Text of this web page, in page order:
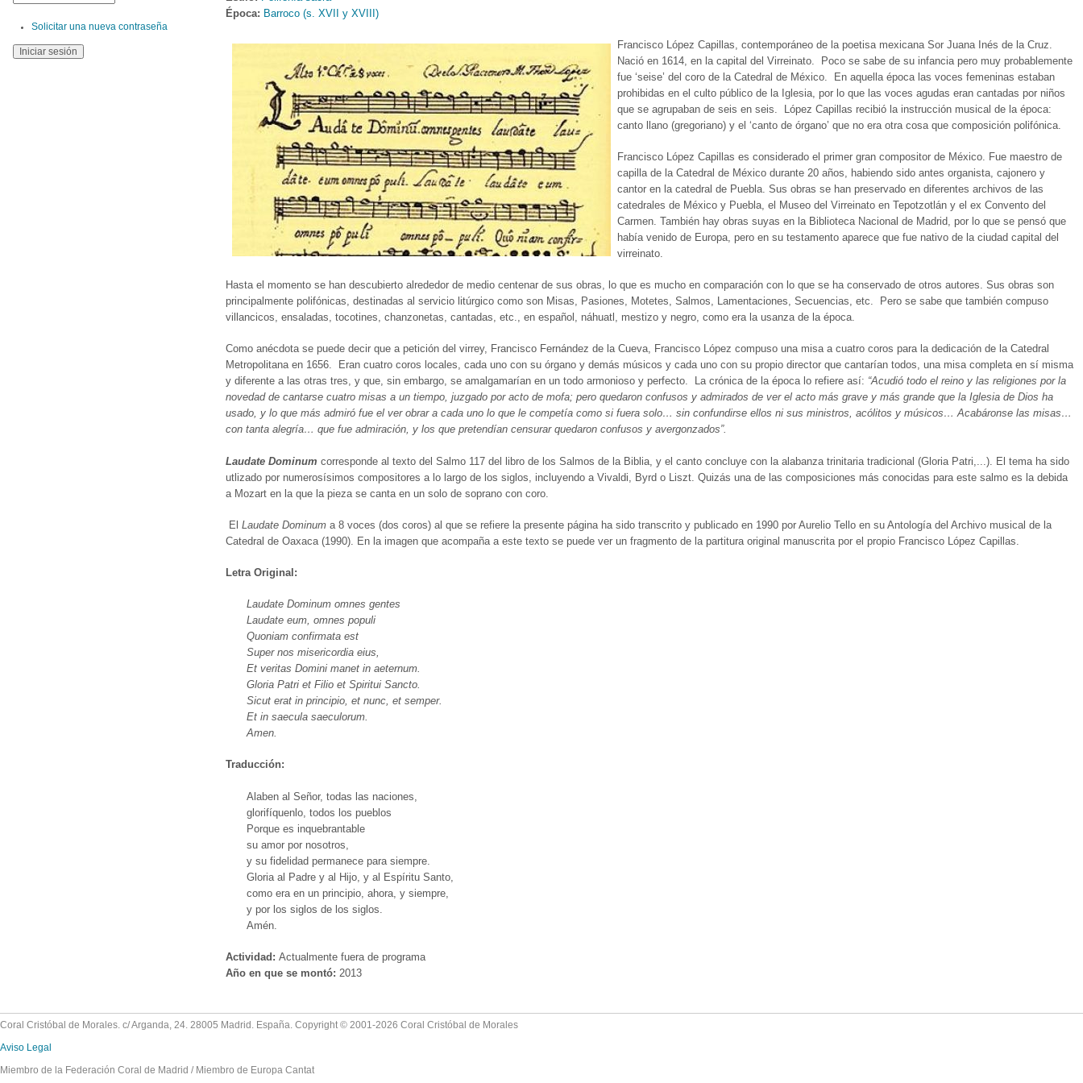
Época: Barroco (s. XVII y XVIII)
Francisco López Capillas, contemporáneo de la poetisa mexicana Sor Juana Inés de la Cruz.
Nació en 1614, en la capital del Virreinato. Poco se sabe de su infancia pero muy probablemente
fue ‘seise’ del coro de la Catedral de México. En aquella época las voces femeninas estaban
prohibidas en el culto público de la Iglesia, por lo que las voces agudas eran cantadas por niños
que se agrupaban de seis en seis. López Capillas recibió la instrucción musical de la época:
canto llano (gregoriano) y el ‘canto de órgano’ que no era otra cosa que composición polifónica.
Francisco López Capillas es considerado el primer gran compositor de México. Fue maestro de
capilla de la Catedral de México durante 20 años, habiendo sido antes organista, cajonero y
cantor en la catedral de Puebla. Sus obras se han preservado en diferentes archivos de las
catedrales de México y Puebla, el Museo del Virreinato en Tepotzotlán y el ex Convento del
Carmen. También hay obras suyas en la Biblioteca Nacional de Madrid, por lo que se pensó que
había venido de Europa, pero en su testamento aparece que fue nativo de la ciudad capital del
virreinato.
Hasta el momento se han descubierto alrededor de medio centenar de sus obras, lo que es mucho en comparación con lo que se ha conservado de otros autores. Sus obras son
principalmente polifónicas, destinadas al servicio litúrgico como son Misas, Pasiones, Motetes, Salmos, Lamentaciones, Secuencias, etc. Pero se sabe que también compuso
villancicos, ensaladas, tocotines, chanzonetas, cantadas, etc., en español, náhuatl, mestizo y negro, como era la usanza de la época.
Como anécdota se puede decir que a petición del virrey, Francisco Fernández de la Cueva, Francisco López compuso una misa a cuatro coros para la dedicación de la Catedral
Metropolitana en 1656. Eran cuatro coros locales, cada uno con su órgano y demás músicos y cada uno con su propio director que cantarían todos, una misa completa en sí misma
y diferente a las otras tres, y que, sin embargo, se amalgamarían en un todo armonioso y perfecto. La crónica de la época lo refiere así: “Acudió todo el reino y las religiones por la
novedad de cantarse cuatro misas a un tiempo, juzgado por acto de mofa; pero quedaron confusos y admirados de ver el acto más grave y más grande que la Iglesia de Dios ha
usado, y lo que más admiró fue el ver obrar a cada uno lo que le competía como si fuera solo… sin confundirse ellos ni sus ministros, acólitos y músicos… Acabáronse las misas…
con tanta alegría… que fue admiración, y los que pretendían censurar quedaron confusos y avergonzados”.
Laudate Dominum corresponde al texto del Salmo 117 del libro de los Salmos de la Biblia, y el canto concluye con la alabanza trinitaria tradicional (Gloria Patri,...). El tema ha sido
utlizado por numerosísimos compositores a lo largo de los siglos, incluyendo a Vivaldi, Byrd o Liszt. Quizás una de las composiciones más conocidas para este salmo es la debida
a Mozart en la que la pieza se canta en un solo de soprano con coro.
El Laudate Dominum a 8 voces (dos coros) al que se refiere la presente página ha sido transcrito y publicado en 1990 por Aurelio Tello en su Antología del Archivo musical de la
Catedral de Oaxaca (1990). En la imagen que acompaña a este texto se puede ver un fragmento de la partitura original manuscrita por el propio Francisco López Capillas.
Letra Original:
Laudate Dominum omnes gentes
Laudate eum, omnes populi
Quoniam confirmata est
Super nos misericordia eius,
Et veritas Domini manet in aeternum.
Gloria Patri et Filio et Spiritui Sancto.
Sicut erat in principio, et nunc, et semper.
Et in saecula saeculorum.
Amen.
Traducción:
Alaben al Señor, todas las naciones,
glorifíquenlo, todos los pueblos
Porque es inquebrantable
su amor por nosotros,
y su fidelidad permanece para siempre.
Gloria al Padre y al Hijo, y al Espíritu Santo,
como era en un principio, ahora, y siempre,
y por los siglos de los siglos.
Amén.
Actividad: Actualmente fuera de programa
Año en que se montó: 2013
Solicitar una nueva contraseña
Coral Cristóbal de Morales. c/ Arganda, 24. 28005 Madrid. España. Copyright © 2001-2026 Coral Cristóbal de Morales
Aviso Legal
Miembro de la Federación Coral de Madrid / Miembro de Europa Cantat